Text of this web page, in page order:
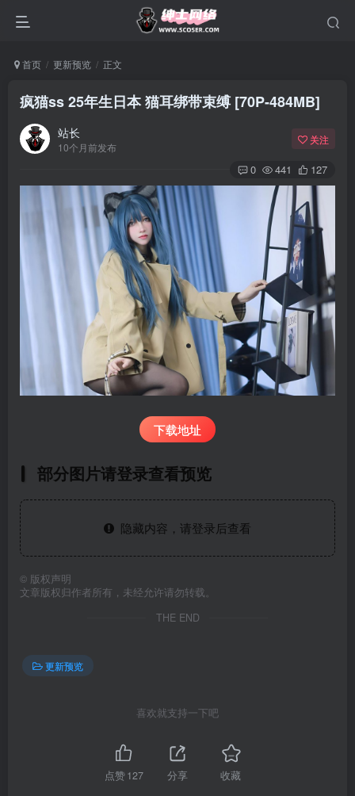
首页 更新预览 正文
疯猫ss 25年生日本 猫耳绑带束缚 [70P-484MB]
站长
10个月前发布
关注
0 441 127
下载地址
部分图片请登录查看预览
隐藏内容，请登录后查看
© 版权声明
文章版权归作者所有，未经允许请勿转载。
THE END
更新预览
喜欢就支持一下吧
点赞127 分享 收藏